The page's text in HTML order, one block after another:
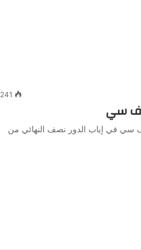
241
إف سي
سي في إياب الدور نصف النهائي من